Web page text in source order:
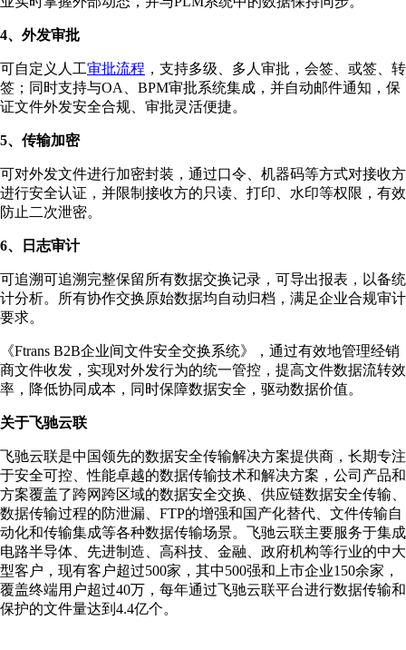
4、外发审批
可自定义人工审批流程 ，支持多级、多人审批，会签、或签、转
签；同时支持与OA、BPM审批系统集成，并自动邮件通知，保
证文件外发安全合规、审批灵活便捷。
5、传输加密
可对外发文件进行加密封装，通过口令、机器码等方式对接收方
进行安全认证，并限制接收方的只读、打印、水印等权限，有效
防止二次泄密。
6、日志审计
可追溯可追溯完整保留所有数据交换记录，可导出报表，以备统
计分析。所有协作交换原始数据均自动归档，满足企业合规审计
要求。
《Ftrans B2B企业间文件安全交换系统》，通过有效地管理经销
商文件收发，实现对外发行为的统一管控，提高文件数据流转效
率，降低协同成本，同时保障数据安全，驱动数据价值。
关于飞驰云联
飞驰云联是中国领先的数据安全传输解决方案提供商，长期专注
于安全可控、性能卓越的数据传输技术和解决方案，公司产品和
方案覆盖了跨网跨区域的数据安全交换、供应链数据安全传输、
数据传输过程的防泄漏、FTP的增强和国产化替代、文件传输自
动化和传输集成等各种数据传输场景。飞驰云联主要服务于集成
电路半导体、先进制造、高科技、金融、政府机构等行业的中大
型客户，现有客户超过500家，其中500强和上市企业150余家，
覆盖终端用户超过40万，每年通过飞驰云联平台进行数据传输和
保护的文件量达到4.4亿个。